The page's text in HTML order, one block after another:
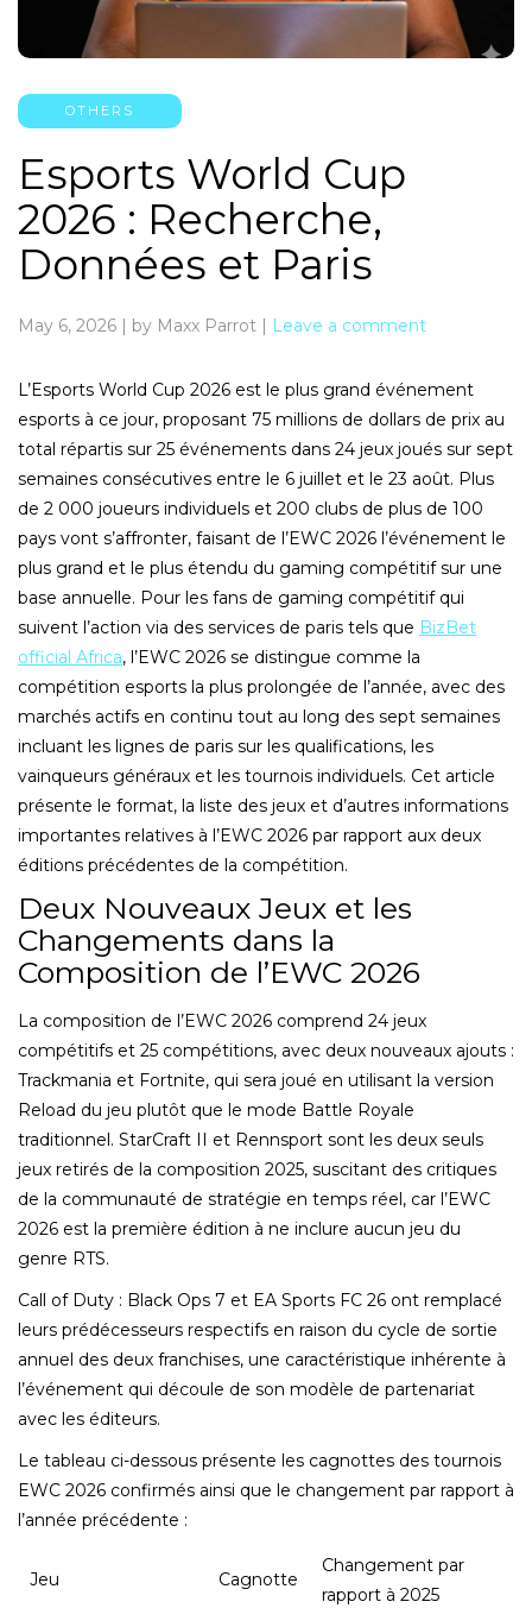
OTHERS
Esports World Cup
2026 : Recherche,
Données et Paris
May 6, 2026 | by Maxx Parrot | Leave a comment
L’Esports World Cup 2026 est le plus grand événement
esports à ce jour, proposant 75 millions de dollars de prix au
total répartis sur 25 événements dans 24 jeux joués sur sept
semaines consécutives entre le 6 juillet et le 23 août. Plus
de 2 000 joueurs individuels et 200 clubs de plus de 100
pays vont s’affronter, faisant de l’EWC 2026 l’événement le
plus grand et le plus étendu du gaming compétitif sur une
base annuelle. Pour les fans de gaming compétitif qui
suivent l’action via des services de paris tels que BizBet
official Africa, l’EWC 2026 se distingue comme la
compétition esports la plus prolongée de l’année, avec des
marchés actifs en continu tout au long des sept semaines
incluant les lignes de paris sur les qualifications, les
vainqueurs généraux et les tournois individuels. Cet article
présente le format, la liste des jeux et d’autres informations
importantes relatives à l’EWC 2026 par rapport aux deux
éditions précédentes de la compétition.
Deux Nouveaux Jeux et les
Changements dans la
Composition de l’EWC 2026
La composition de l’EWC 2026 comprend 24 jeux
compétitifs et 25 compétitions, avec deux nouveaux ajouts :
Trackmania et Fortnite, qui sera joué en utilisant la version
Reload du jeu plutôt que le mode Battle Royale
traditionnel. StarCraft II et Rennsport sont les deux seuls
jeux retirés de la composition 2025, suscitant des critiques
de la communauté de stratégie en temps réel, car l’EWC
2026 est la première édition à ne inclure aucun jeu du
genre RTS.
Call of Duty : Black Ops 7 et EA Sports FC 26 ont remplacé
leurs prédécesseurs respectifs en raison du cycle de sortie
annuel des deux franchises, une caractéristique inhérente à
l’événement qui découle de son modèle de partenariat
avec les éditeurs.
Le tableau ci-dessous présente les cagnottes des tournois
EWC 2026 confirmés ainsi que le changement par rapport à
l’année précédente :
Jeu Cagnotte
Changement par
rapport à 2025